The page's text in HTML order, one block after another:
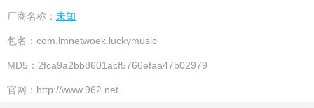
厂商名称： 未知
包名： com.lmnetwoek.luckymusic
MD5： 2fca9a2bb8601acf5766efaa47b02979
官网： http://www.962.net